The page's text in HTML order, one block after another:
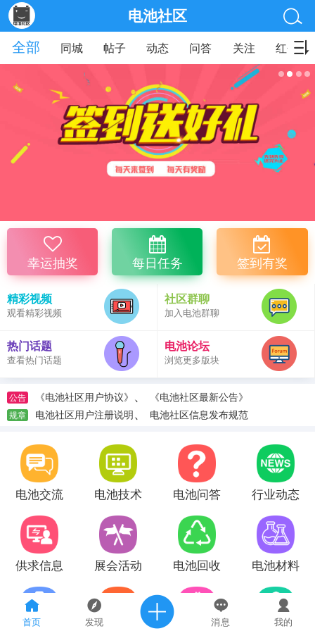
首页 发现 消息 我的
电池社区
全部
同城 帖子 动态 问答 关注 红包
幸运抽奖 每日任务 签到有奖
精彩视频
观看精彩视频
社区群聊
加入电池群聊
热门话题
查看热门话题
电池论坛
浏览更多版块
公告 《电池社区用户协议》 、 《电池社区最新公告》
规章 电池社区用户注册说明、 电池社区信息发布规范
电池交流 电池技术 电池问答 行业动态
供求信息 展会活动 电池回收 电池材料